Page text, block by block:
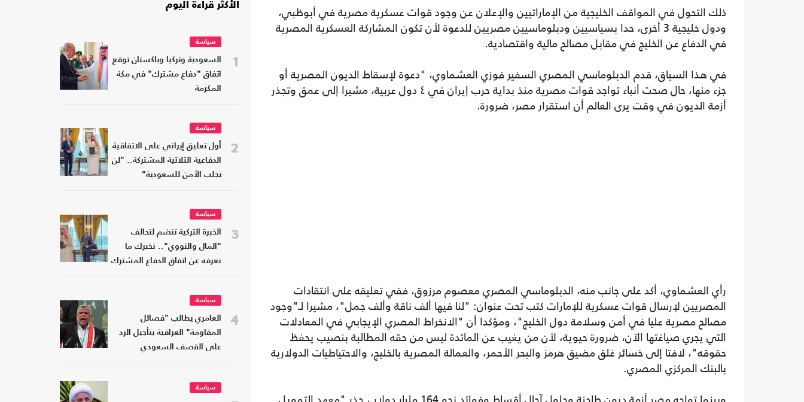
ذلك التحول في المواقف الخليجية من الإماراتيين والإعلان عن وجود قوات عسكرية مصرية في أبوظبي،
ودول خليجية 3 أخرى، حدا بسياسيين ودبلوماسيين مصريين للدعوة لأن تكون المشاركة العسكرية المصرية
في الدفاع عن الخليج في مقابل مصالح مالية واقتصادية.
في هذا السياق، قدم الدبلوماسي المصري السفير فوزي العشماوي، "دعوة لإسقاط الديون المصرية أو
جزء منها، حال صحت أنباء تواجد قوات مصرية منذ بداية حرب إيران في ٤ دول عربية، مشيرا إلى عمق وتجذر
أزمة الديون في وقت يرى العالم أن استقرار مصر، ضرورة.
رأي العشماوي، أكد على جانب منه، الدبلوماسي المصري معصوم مرزوق، ففي تعليقه على انتقادات
المصريين لإرسال قوات عسكرية للإمارات كتب تحت عنوان: "لنا فيها ألف ناقة وألف جمل"، مشيرا لـ"وجود
مصالح مصرية عليا في أمن وسلامة دول الخليج"، ومؤكدا أن "الانخراط المصري الإيجابي في المعادلات
التي يجري صياغتها الآن، ضرورة حيوية، لأن من يغيب عن المائدة ليس من حقه المطالبة بنصيب يحفظ
حقوقه"، لافتا إلى خسائر غلق مضيق هرمز والبحر الأحمر، والعمالة المصرية بالخليج، والاحتياطيات الدولارية
بالبنك المركزي المصري.
الأكثر قراءة اليوم
1
سياسة
السعودية وتركيا وباكستان توقع
اتفاق "دفاع مشترك" في مكة
المكرمة
2
سياسة
أول تعليق إيراني على الاتفاقية
الدفاعية الثلاثية المشتركة.. "لن
تجلب الأمن للسعودية"
3
سياسة
الخبرة التركية تنضم لتحالف
"المال والنووي".. نخبرك ما
نعرفه عن اتفاق الدفاع المشترك
4
سياسة
العامري يطالب "فصائل
المقاومة" العراقية بتأجيل الرد
على القصف السعودي
سياسة